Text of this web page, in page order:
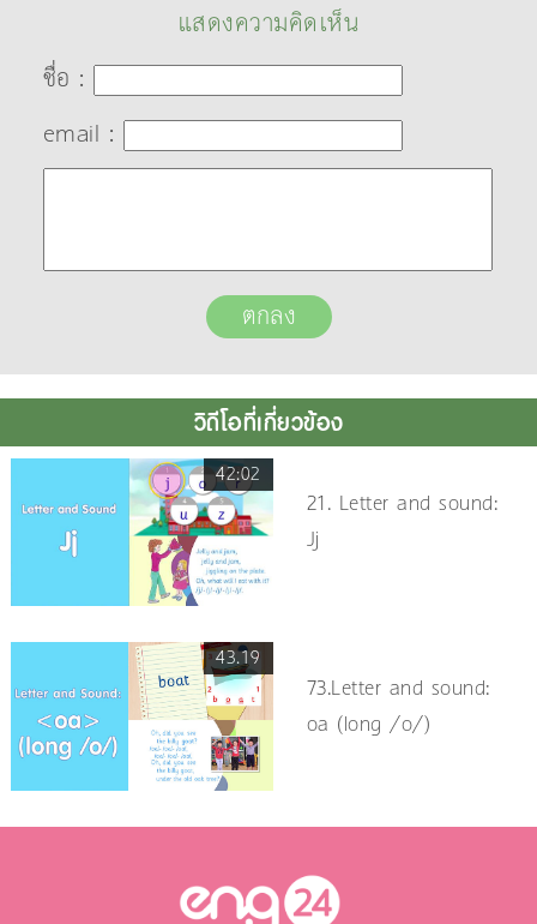
แสดงความคิดเห็น
ชื่อ :
email :
วิดีโอที่เกี่ยวข้อง
42:02
21. Letter and sound:
Jj
43.19
73.Letter and sound:
oa (long /o/)